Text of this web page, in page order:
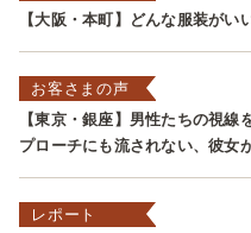
【大阪・本町】どんな服装がい
お客さまの声
【東京・銀座】男性たちの視
プローチにも流されない、彼女
レポート